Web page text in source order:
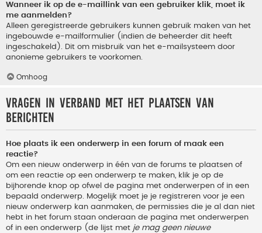
Wanneer ik op de e-maillink van een gebruiker klik, moet ik
me aanmelden?
Alleen geregistreerde gebruikers kunnen gebruik maken van het
ingebouwde e-mailformulier (indien de beheerder dit heeft
ingeschakeld). Dit om misbruik van het e-mailsysteem door
anonieme gebruikers te voorkomen.
Omhoog
Vragen in verband met het plaatsen van
berichten
Hoe plaats ik een onderwerp in een forum of maak een
reactie?
Om een nieuw onderwerp in één van de forums te plaatsen of
om een reactie op een onderwerp te maken, klik je op de
bijhorende knop op ofwel de pagina met onderwerpen of in een
bepaald onderwerp. Mogelijk moet je je registreren voor je een
nieuw onderwerp kan aanmaken, de permissies die je al dan niet
hebt in het forum staan onderaan de pagina met onderwerpen
of in een onderwerp (de lijst met je mag geen nieuwe